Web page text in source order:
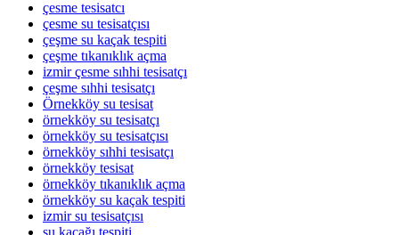
çesme tesisatcı
çesme su tesisatçısı
çeşme su kaçak tespiti
çeşme tıkanıklık açma
izmir çesme sıhhi tesisatçı
çeşme sıhhi tesisatçı
Örnekköy su tesisat
örnekköy su tesisatçı
örnekköy su tesisatçısı
örnekköy sıhhi tesisatçı
örnekköy tesisat
örnekköy tıkanıklık açma
örnekköy su kaçak tespiti
izmir su tesisatçısı
su kaçağı tespiti